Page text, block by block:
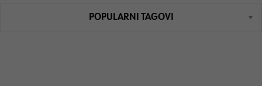
POPULARNI TAGOVI